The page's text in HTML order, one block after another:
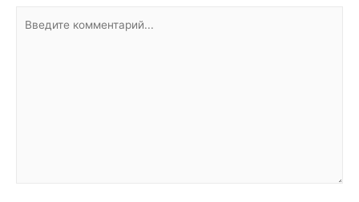
комментарий...